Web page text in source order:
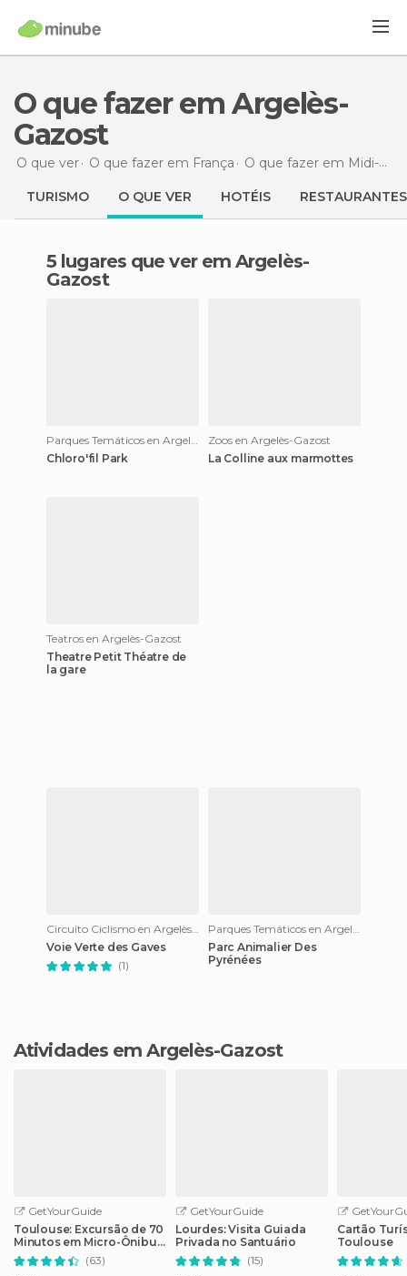
O que fazer em Argelès-
Gazost
O que ver O que fazer em França O que fazer em Midi-Pirineus
TURISMO O QUE VER HOTÉIS RESTAURANTES
5 lugares que ver em Argelès-
Gazost
Parques Temáticos en Argelès-Gazost
Chloro'fil Park
Zoos en Argelès-Gazost
La Colline aux marmottes
Teatros en Argelès-Gazost
Theatre Petit Théatre de
la gare
Circuito Ciclismo en Argelès-Gazost
Voie Verte des Gaves
(1)
Parques Temáticos en Argelès-Gazost
Parc Animalier Des
Pyrénées
Atividades em Argelès-Gazost
GetYourGuide
Toulouse: Excursão de 70
Minutos em Micro-Ônibus
Aberto
(63)
GetYourGuide
Lourdes: Visita Guiada
Privada no Santuário
(15)
Cartão
Toulouse